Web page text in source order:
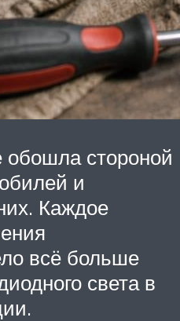
обошла стороной
и
Каждое
всё больше
света в